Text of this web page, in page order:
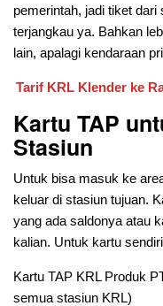
pemerintah, jadi tiket dari
terjangkau ya. Bahkan
lain, apalagi kendaraan
Tarif KRL Klender ke
Kartu TAP
Stasiun
Untuk bisa masuk ke
keluar di stasiun tujuan.
yang ada saldonya atau
kalian. Untuk kartu
Kartu TAP KRL Produk
semua stasiun KRL)